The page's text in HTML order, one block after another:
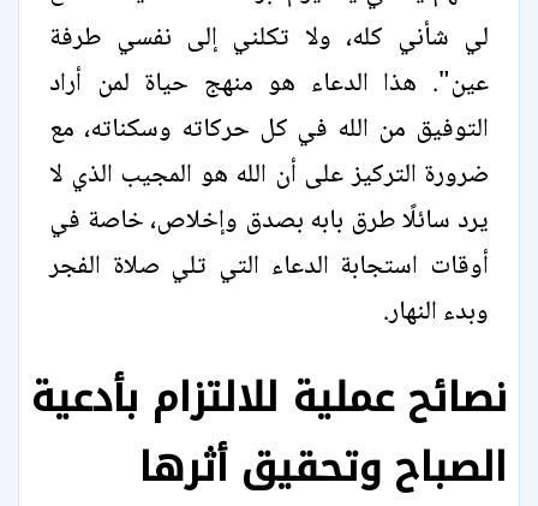
لي شأني كله، ولا تكلني إلى نفسي طرفة
عين". هذا الدعاء هو منهج حياة لمن أراد
التوفيق من الله في كل حركاته وسكناته، مع
ضرورة التركيز على أن الله هو المجيب الذي لا
يرد سائلًا طرق بابه بصدق وإخلاص، خاصة في
أوقات استجابة الدعاء التي تلي صلاة الفجر
وبدء النهار.
نصائح عملية للالتزام بأدعية
الصباح وتحقيق أثرها